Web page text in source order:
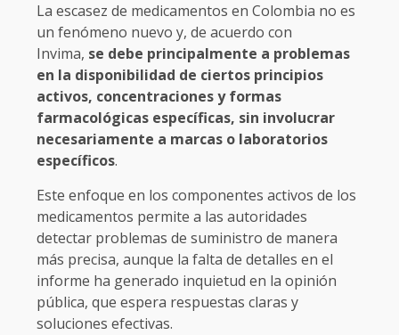
La escasez de medicamentos en Colombia no es
un fenómeno nuevo y, de acuerdo con
Invima, se debe principalmente a problemas
en la disponibilidad de ciertos principios
activos, concentraciones y formas
farmacológicas específicas, sin involucrar
necesariamente a marcas o laboratorios
específicos.
Este enfoque en los componentes activos de los
medicamentos permite a las autoridades
detectar problemas de suministro de manera
más precisa, aunque la falta de detalles en el
informe ha generado inquietud en la opinión
pública, que espera respuestas claras y
soluciones efectivas.